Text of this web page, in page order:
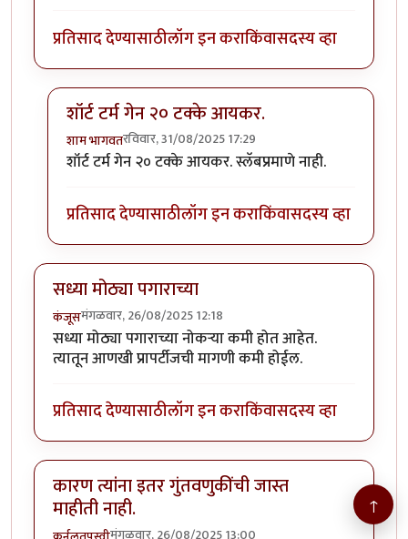
प्रतिसाद देण्यासाठीलॉग इन कराकिंवासदस्य व्हा
शॉर्ट टर्म गेन २० टक्के आयकर.
शाम भागवतरविवार, 31/08/2025 17:29
In reply toपहिला पर्याय योग्य वाटतो ..byअमर विश्वास
शॉर्ट टर्म गेन २० टक्के आयकर. स्लॅबप्रमाणे नाही.
प्रतिसाद देण्यासाठीलॉग इन कराकिंवासदस्य व्हा
सध्या मोठ्या पगाराच्या
कंजूसमंगळवार, 26/08/2025 12:18
सध्या मोठ्या पगाराच्या नोकऱ्या कमी होत आहेत.
त्यातून आणखी प्रापर्टीजची मागणी कमी होईल.
प्रतिसाद देण्यासाठीलॉग इन कराकिंवासदस्य व्हा
कारण त्यांना इतर गुंतवणुकींची जास्त
माहीती नाही.
मंगळवार, 26/08/2025 13:00
↑